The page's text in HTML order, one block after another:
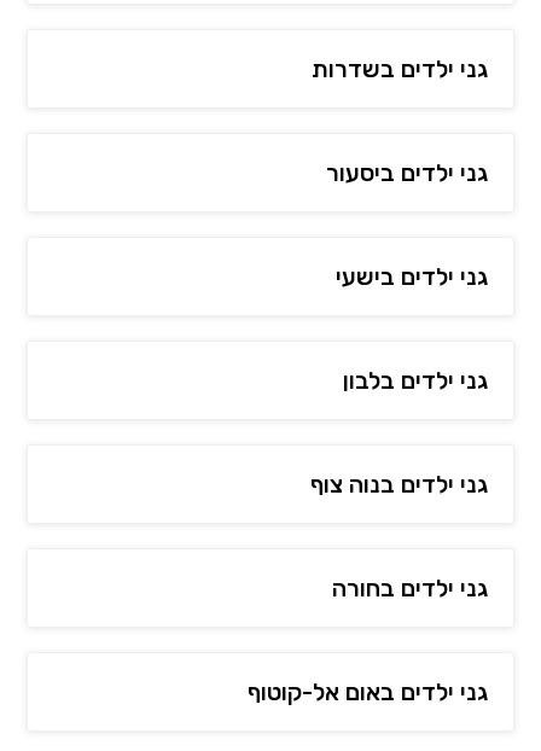
גני ילדים בשדרות
גני ילדים ביסעור
גני ילדים בישעי
גני ילדים בלבון
גני ילדים בנוה צוף
גני ילדים בחורה
גני ילדים באום אל-קוטוף